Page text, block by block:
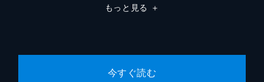
もっと見る ＋
今すぐ読む